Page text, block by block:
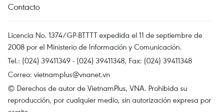
Contacto
Licencia No. 1374/GP-BTTTT expedida el 11 de septiembre de
2008 por el Ministerio de Información y Comunicación.
Tel.: (024) 39411349 - (024) 39411348, Fax: (024) 39411348
Correo: vietnamplus@vnanet.vn
© Derechos de autor de VietnamPlus, VNA. Prohibida su
reproducción, por cualquier medio, sin autorización expresa por